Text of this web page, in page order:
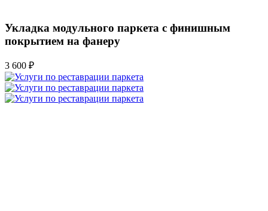
Укладка модульного паркета с финишным
покрытием на фанеру
3 600 ₽